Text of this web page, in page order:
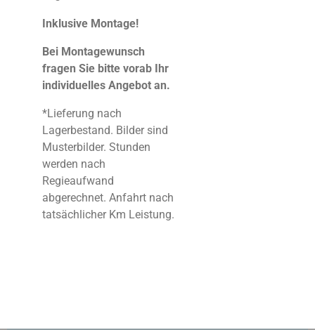
Inklusive Montage!
Bei Montagewunsch
fragen Sie bitte vorab Ihr
individuelles Angebot an.
*Lieferung nach
Lagerbestand. Bilder sind
Musterbilder. Stunden
werden nach
Regieaufwand
abgerechnet. Anfahrt nach
tatsächlicher Km Leistung.